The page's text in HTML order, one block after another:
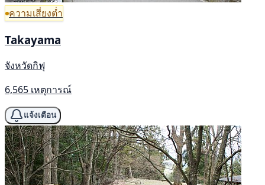
ความเสี่ยงต่ำ
Takayama
จังหวัดกิฟุ
6,565 เหตุการณ์
แจ้งเตือน